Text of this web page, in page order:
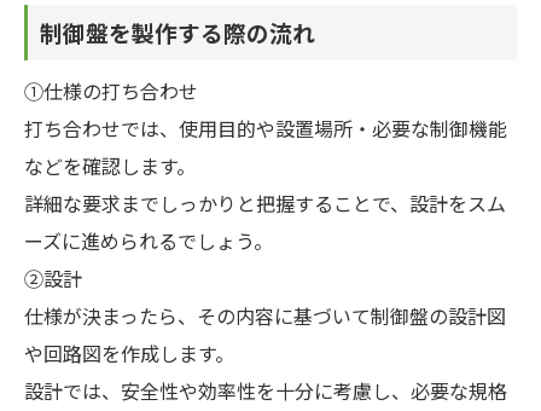
制御盤を製作する際の流れ
①仕様の打ち合わせ
打ち合わせでは、使用目的や設置場所・必要な制御機能
などを確認します。
詳細な要求までしっかりと把握することで、設計をスム
ーズに進められるでしょう。
②設計
仕様が決まったら、その内容に基づいて制御盤の設計図
や回路図を作成します。
設計では、安全性や効率性を十分に考慮し、必要な規格